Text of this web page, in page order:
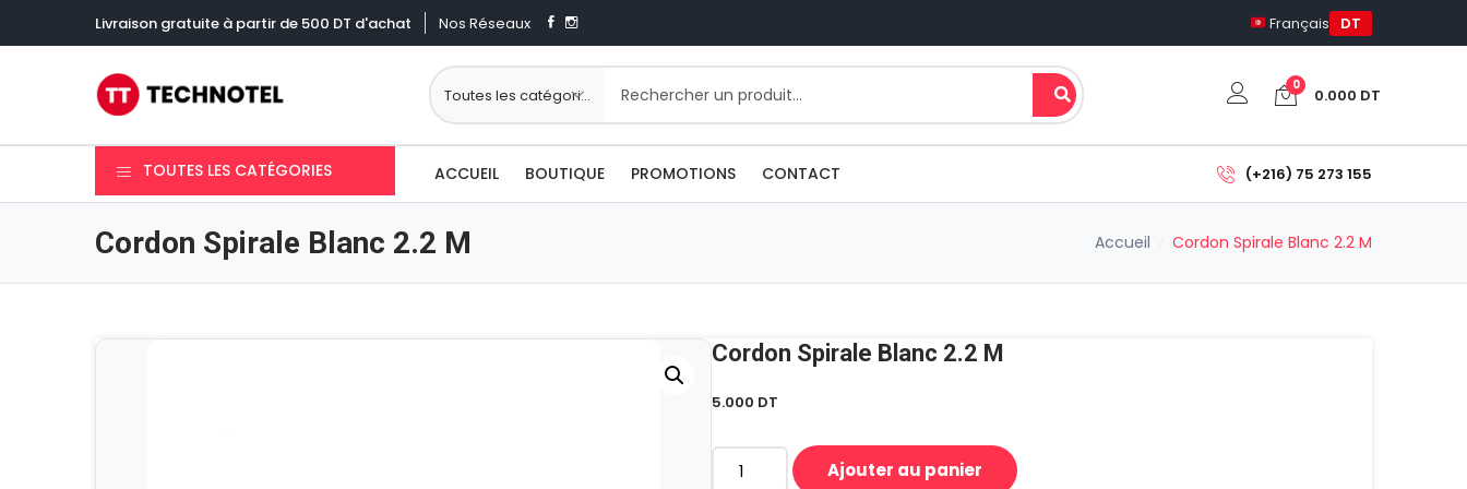
Livraison gratuite à partir de 500 DT d'achat Nos Réseaux Français DT
0 0.000 DT
Sous-total: 0.000 DT
TOUTES LES CATÉGORIES ACCUEIL BOUTIQUE PROMOTIONS CONTACT (+216) 75 273 155
Cordon Spirale Blanc 2.2 M Accueil Cordon Spirale Blanc 2.2 M
Cordon Spirale Blanc 2.2 M
5.000 DT
quantité
Ajouter au panier